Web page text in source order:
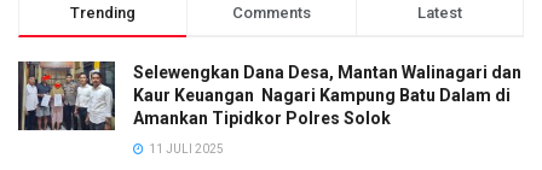
Trending Comments Latest
Selewengkan Dana Desa, Mantan Walinagari dan
Kaur Keuangan Nagari Kampung Batu Dalam di
Amankan Tipidkor Polres Solok
11 JULI 2025